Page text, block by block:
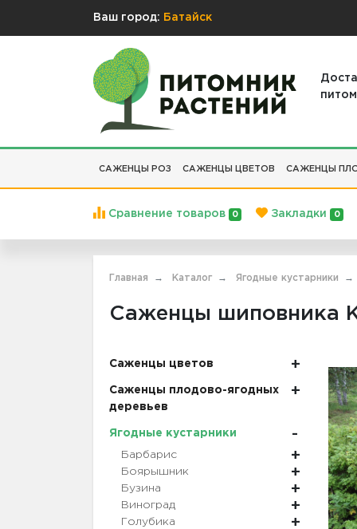
Ваш город: Батайск
САЖЕНЦЫ РОЗ САЖЕНЦЫ ЦВЕТОВ САЖЕНЦЫ
Сравнение товаров 0 Закладки 0
Главная Каталог Ягодные кустарники
Саженцы шиповника
Саженцы цветов
Саженцы плодово-ягодных
деревьев
Ягодные кустарники
Барбарис
Боярышник
Бузина
Виноград
Голубика